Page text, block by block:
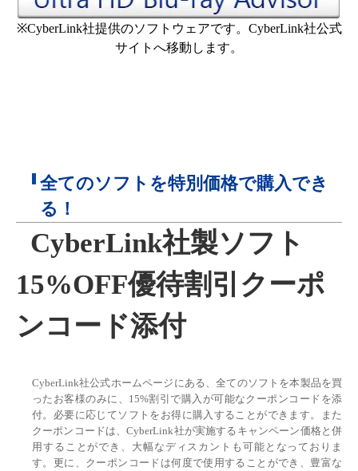
※CyberLink社提供のソフトウェアです。CyberLink社公式
サイトへ移動します。
全てのソフトを特別価格で購入でき
る！
CyberLink社製ソフト
15%OFF優待割引クーポ
ンコード添付
CyberLink社公式ホームページにある、全てのソフトを本製品を買
ったお客様のみに、15%割引で購入が可能なクーポンコードを添
付。必要に応じてソフトをお得に購入することができます。また
クーポンコードは、CyberLink社が実施するキャンペーン価格と併
用することができ、大幅なディスカントも可能となっておりま
す。更に、クーポンコードは何度で使用することができ、豊富な